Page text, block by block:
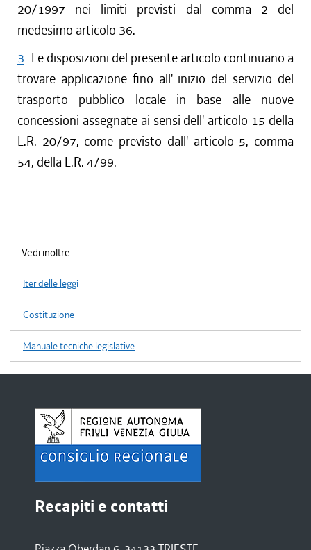
20/1997 nei limiti previsti dal comma 2 del
medesimo articolo 36.
3 Le disposizioni del presente articolo continuano a
trovare applicazione fino all' inizio del servizio del
trasporto pubblico locale in base alle nuove
concessioni assegnate ai sensi dell' articolo 15 della
L.R. 20/97, come previsto dall' articolo 5, comma
54, della L.R. 4/99.
Vedi inoltre
Iter delle leggi
Costituzione
Manuale tecniche legislative
Recapiti e contatti